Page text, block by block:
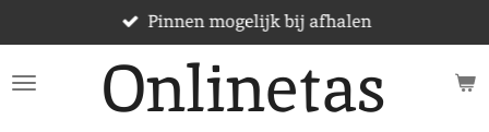
direct
naar
Onlinetas
Pinnen mogelijk bij afhalen